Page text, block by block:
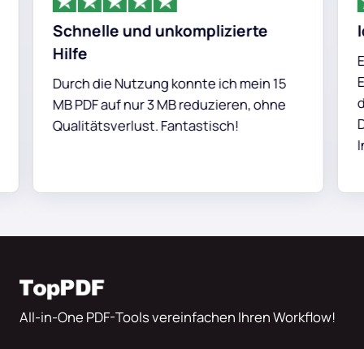
Schnelle und unkomplizierte
Hilfe
Durch die Nutzung konnte ich mein 15
MB PDF auf nur 3 MB reduzieren, ohne
Qualitätsverlust. Fantastisch!
All-in-One PDF-Tools vereinfachen Ihren Workflow!